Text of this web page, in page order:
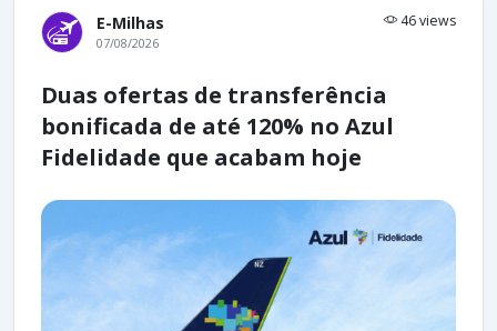
E-Milhas 46 views
07/08/2026
Duas ofertas de transferência
bonificada de até 120% no Azul
Fidelidade que acabam hoje